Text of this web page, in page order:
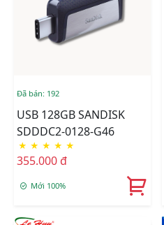
Đã bán: 192
USB 128GB SANDISK
SDDDC2-0128-G46
★ ★ ★ ★ ★
355.000 đ
Mới 100%